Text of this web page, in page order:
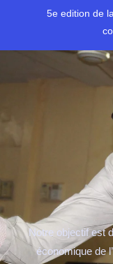
Notre objectif est
économique de
5e edition de